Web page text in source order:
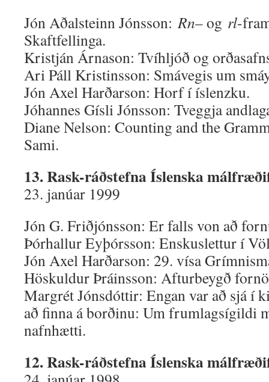
Jón Aðalsteinn Jónsson:Rn– og rl-
Skaftfellinga.
Kristján Árnason: Tvíhljóð og
Ari Páll Kristinsson: Smávegis um
Jón Axel Harðarson: Horf í íslenzku.
Jóhannes Gísli Jónsson: Tveggja
Diane Nelson: Counting and the
Sami.
13. Rask-ráðstefna Íslenska
23. janúar 1999
Jón G. Friðjónsson: Er falls von að
Þórhallur Eyþórsson: Enskuslettur í
Jón Axel Harðarson: 29. vísa
Höskuldur Þráinsson: Afturbeygð
Margrét Jónsdóttir: Engan var að sjá í
að finna á borðinu: Um frumlagsígildi
nafnhætti.
12. Rask-ráðstefna Íslenska